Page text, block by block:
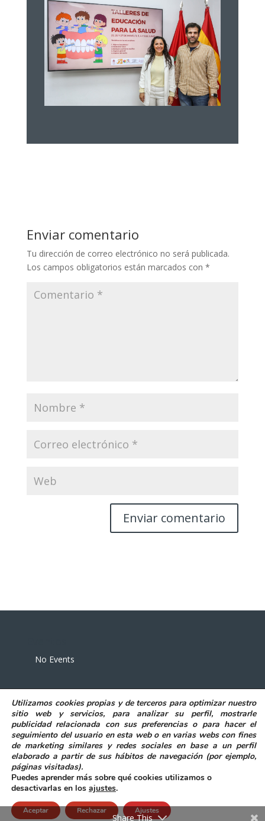
Enviar comentario
Tu dirección de correo electrónico no será publicada.
Los campos obligatorios están marcados con *
No Events
POLITICA DE PRIVACIDAD
AVISO LEGAL
POLITICA DE COOKIES
DECLARACIÓN DE ACCESIBILIDAD
@ Excmo. Ayuntamiento de Elda|
Utilizamos cookies propias y de terceros para optimizar nuestro
sitio web y servicios, para analizar su perfil, mostrarle
publicidad relacionada con sus preferencias o para hacer el
seguimiento del usuario en esta web o en varias webs con fines
de marketing similares y redes sociales en base a un perfil
elaborado a partir de sus hábitos de navegación (por ejemplo,
páginas visitadas).
Puedes aprender más sobre qué cookies utilizamos o
desactivarlas en los ajustes.
Aceptar Rechazar Ajustes
Share This